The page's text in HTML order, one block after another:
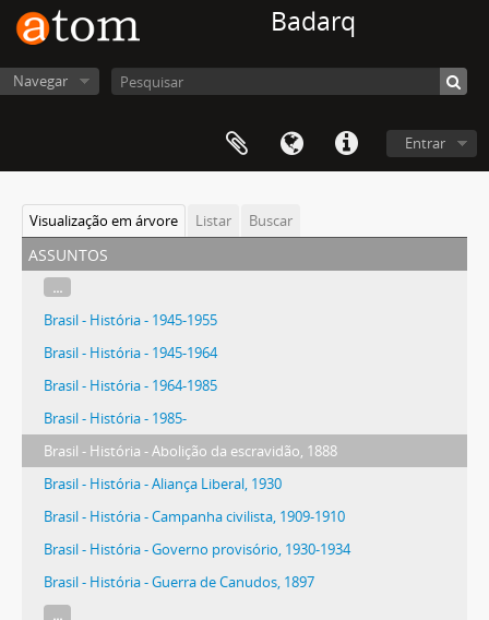
Badarq
Navegar
Entrar
Visualização em árvore Listar Buscar
assuntos
...
Brasil - História - 1945-1955
Brasil - História - 1945-1964
Brasil - História - 1964-1985
Brasil - História - 1985-
Brasil - História - Abolição da escravidão, 1888
Brasil - História - Aliança Liberal, 1930
Brasil - História - Campanha civilista, 1909-1910
Brasil - História - Governo provisório, 1930-1934
Brasil - História - Guerra de Canudos, 1897
...